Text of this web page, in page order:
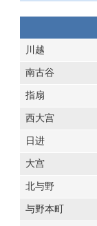
川越
南古谷
指扇
西大宫
日进
大宫
北与野
与野本町